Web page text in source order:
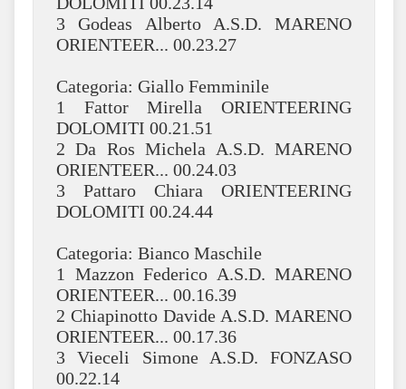
3 Godeas Alberto A.S.D. MARENO
ORIENTEER... 00.23.27
Categoria: Giallo Femminile
1 Fattor Mirella ORIENTEERING
DOLOMITI 00.21.51
2 Da Ros Michela A.S.D. MARENO
ORIENTEER... 00.24.03
3 Pattaro Chiara ORIENTEERING
DOLOMITI 00.24.44
Categoria: Bianco Maschile
1 Mazzon Federico A.S.D. MARENO
ORIENTEER... 00.16.39
2 Chiapinotto Davide A.S.D. MARENO
ORIENTEER... 00.17.36
3 Vieceli Simone A.S.D. FONZASO
00.22.14